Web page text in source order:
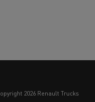
copyright 2026 Renault Trucks